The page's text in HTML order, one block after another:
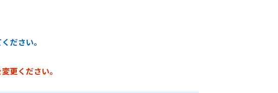
ださい。
更ください。